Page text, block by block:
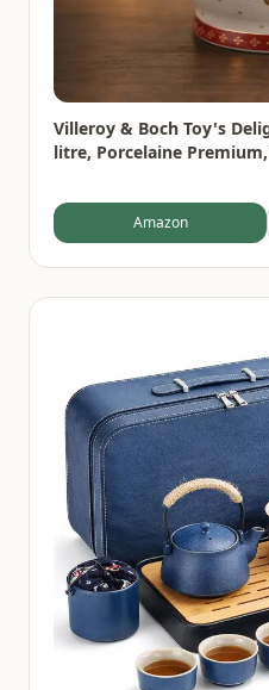
Villeroy & Boch Toy's
litre, Porcelaine
Amazon